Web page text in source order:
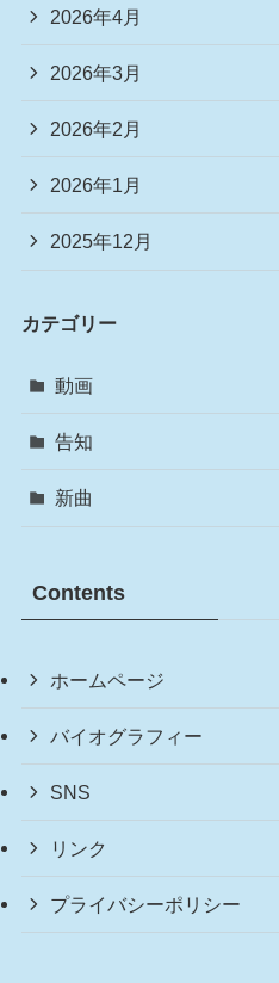
2026年4月
2026年3月
2026年2月
2026年1月
2025年12月
カテゴリー
動画
告知
新曲
Contents
ホームページ
バイオグラフィー
SNS
リンク
プライバシーポリシー